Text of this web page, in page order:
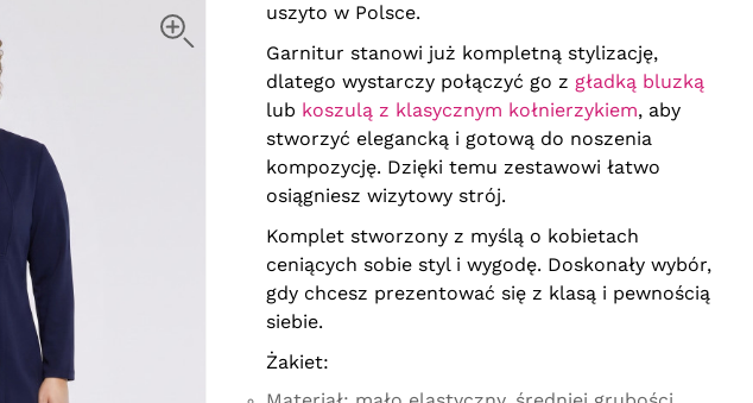
przód i tył 34/40 cm , obwód uda
84 cm
62
obwód w biuście 148 cm, obwód
w biodrach 152 cm, długość
98 cm, długość rękawa 60 cm,
biceps 50 cm, obwód w pasie
124-146 cm, obwód w biodrach
154 cm, długość 98 cm, stan
przód i tył
64
obwód w biuście 156 cm, obwód
w biodrach 166 cm, długość
98 cm, długość rękawa 60 cm,
biceps 52 cm , obwód w pasie
uszyto w Polsce.
Garnitur stanowi już kompletną stylizację,
dlatego wystarczy połączyć go z gładką bluzką
lub koszulą z klasycznym kołnierzykiem, aby
stworzyć elegancką i gotową do noszenia
kompozycję. Dzięki temu zestawowi łatwo
osiągniesz wizytowy strój.
Komplet stworzony z myślą o kobietach
ceniących sobie styl i wygodę. Doskonały wybór,
gdy chcesz prezentować się z klasą i pewnością
siebie.
Żakiet: